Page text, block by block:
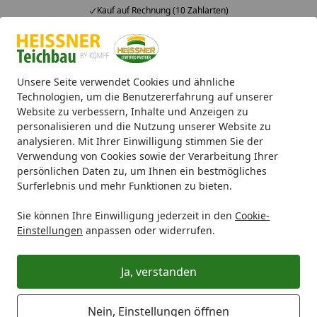
Unsere Seite verwendet Cookies und ähnliche
Technologien, um die Benutzererfahrung auf unserer
Website zu verbessern, Inhalte und Anzeigen zu
personalisieren und die Nutzung unserer Website zu
analysieren. Mit Ihrer Einwilligung stimmen Sie der
Verwendung von Cookies sowie der Verarbeitung Ihrer
persönlichen Daten zu, um Ihnen ein bestmögliches
Surferlebnis und mehr Funktionen zu bieten.
Sie können Ihre Einwilligung jederzeit in den Cookie-
Einstellungen anpassen oder widerrufen.
Ja, verstanden
Nein, Einstellungen öffnen
Kauf auf Rechnung (10 Zahlarten)
Alle Produkte
Mein Konto
Suchen
Startseite
Teichpumpen Wasserspielpumpen Heissner
Heissner Unterwasserpumpe
Indoor 300 l/h (P300-I)
(1 Bewertung)